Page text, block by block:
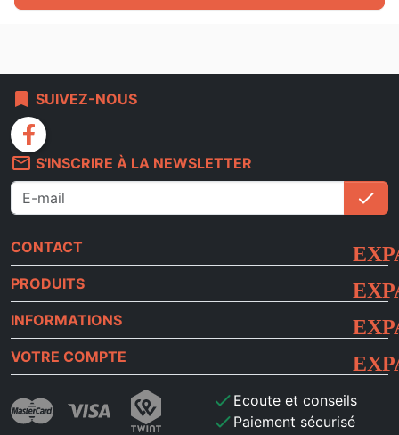
bookmark SUIVEZ-NOUS
facebook
mail_outline S'INSCRIRE À LA NEWSLETTER
check
CONTACT
PRODUITS
INFORMATIONS
VOTRE COMPTE
check Ecoute et conseils
check Paiement sécurisé